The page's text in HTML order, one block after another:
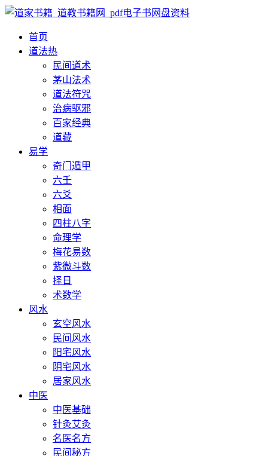
首页
道法热
民间道术
茅山法术
道法符咒
治病驱邪
百家经典
道藏
易学
奇门遁甲
六壬
六爻
相面
四柱八字
命理学
梅花易数
紫微斗数
择日
术数学
风水
玄空风水
民间风水
阳宅风水
阴宅风水
居家风水
中医
中医基础
针灸艾灸
名医名方
民间秘方